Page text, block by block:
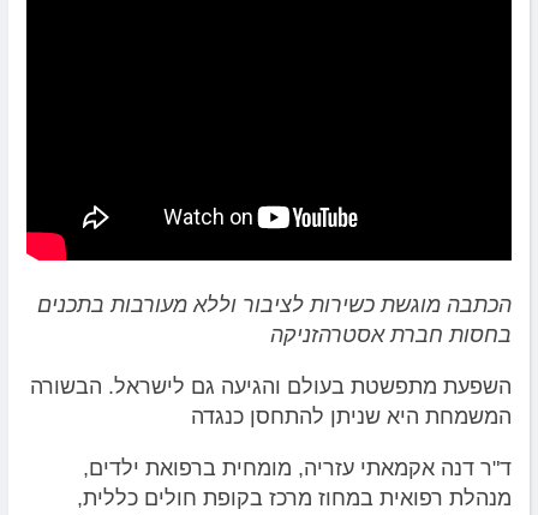
הכתבה מוגשת כשירות לציבור וללא מעורבות בתכנים
בחסות חברת אסטרהזניקה
השפעת מתפשטת בעולם והגיעה גם לישראל. הבשורה
המשמחת היא שניתן להתחסן כנגדה
ד"ר דנה אקמאתי עזריה, מומחית ברפואת ילדים,
מנהלת רפואית במחוז מרכז בקופת חולים כללית,